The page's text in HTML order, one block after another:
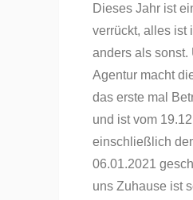
Dieses Jahr ist
verrückt, alles ist
anders als sonst.
Agentur macht
das erste mal
und ist vom
einschließlich
06.01.2021
uns Zuhause ist